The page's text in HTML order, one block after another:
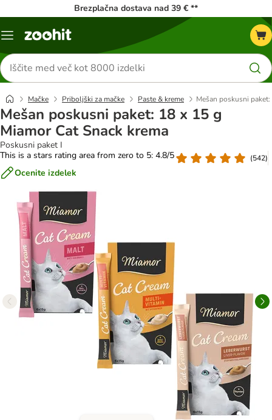
Brezplačna dostava nad 39 € **
Meni
Iskanje
izdelkov
Mačke Priboljški za mačke Paste & kreme Mešan poskusni
Mešan poskusni paket: 18 x 15 g
Miamor Cat Snack krema
Poskusni paket I
This is a stars rating area from zero to 5: 4.8/5
(542)
Ocenite izdelek